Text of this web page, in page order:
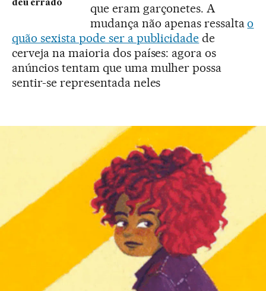
deu errado
que eram garçonetes. A
mudança não apenas ressaltao
quão sexista pode ser a publicidade de
cerveja na maioria dos países: agora os
anúncios tentam que uma mulher possa
sentir-se representada neles